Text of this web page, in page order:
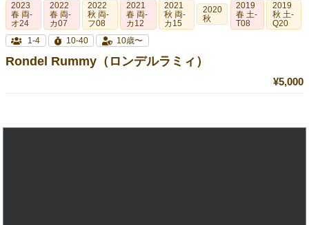
2023
春 両‐
オ24
2022
春 両-
カ07
2022
秋 両-
フ08
2021
春 両-
カ12
2021
秋 両-
カ15
2020
秋
2019
春 土-
T08
2019
秋 土-
Q20
1-4
10-40 10歳〜
Rondel Rummy（ロンデルラミィ）
¥5,000